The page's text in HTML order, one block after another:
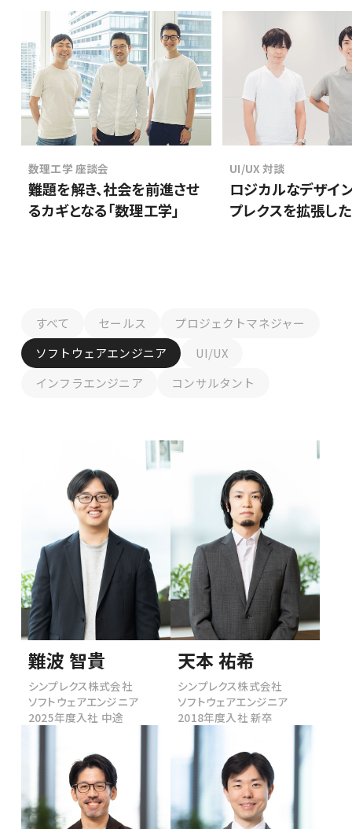
28卒
数理工学 座談会
難題を解き、社会を前進させ
るカギとなる「数理工学」
UI/UX 対談
ロジカルなデザイ
プレクスを拡張し
すべて セールス
プロジェクトマネジャー
ソフトウェアエンジニア
UI/UX
インフラエンジニア
コンサルタント
難波 智貴
シンプレクス株式会社
ソフトウェアエンジニア
2025年度入社 中途
天本 祐希
シンプレクス株式会社
ソフトウェアエンジニア
2018年度入社 新卒